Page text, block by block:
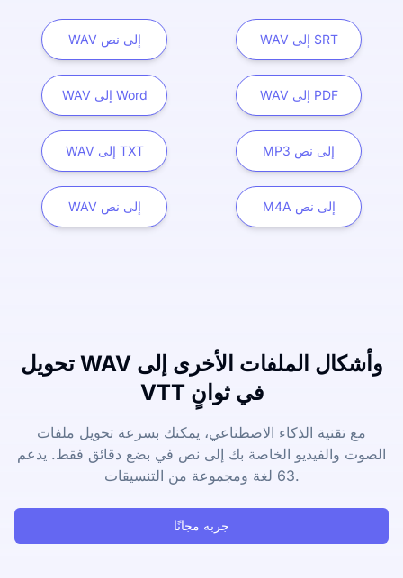
WAV إلى نص WAV إلى SRT
WAV إلى Word WAV إلى PDF
WAV إلى TXT MP3 إلى نص
WAV إلى نص M4A إلى نص
تحويل WAV وأشكال الملفات الأخرى إلى
VTT في ثوانٍ
مع تقنية الذكاء الاصطناعي، يمكنك بسرعة تحويل ملفات
الصوت والفيديو الخاصة بك إلى نص في بضع دقائق فقط. يدعم
63 لغة ومجموعة من التنسيقات.
جربه مجانًا